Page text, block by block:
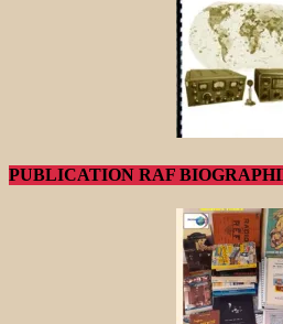
PUBLICATION RAF